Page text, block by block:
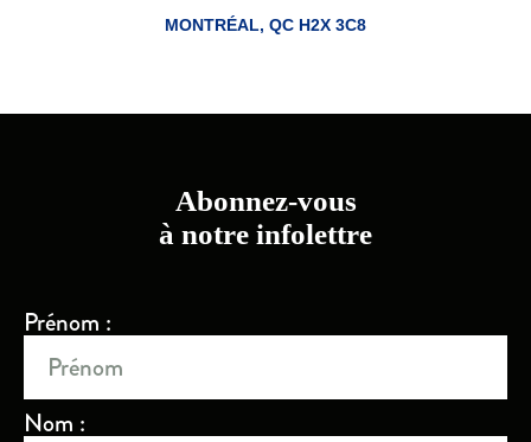
MONTRÉAL, QC H2X 3C8
Abonnez-vous
à notre infolettre
Prénom :
Nom :